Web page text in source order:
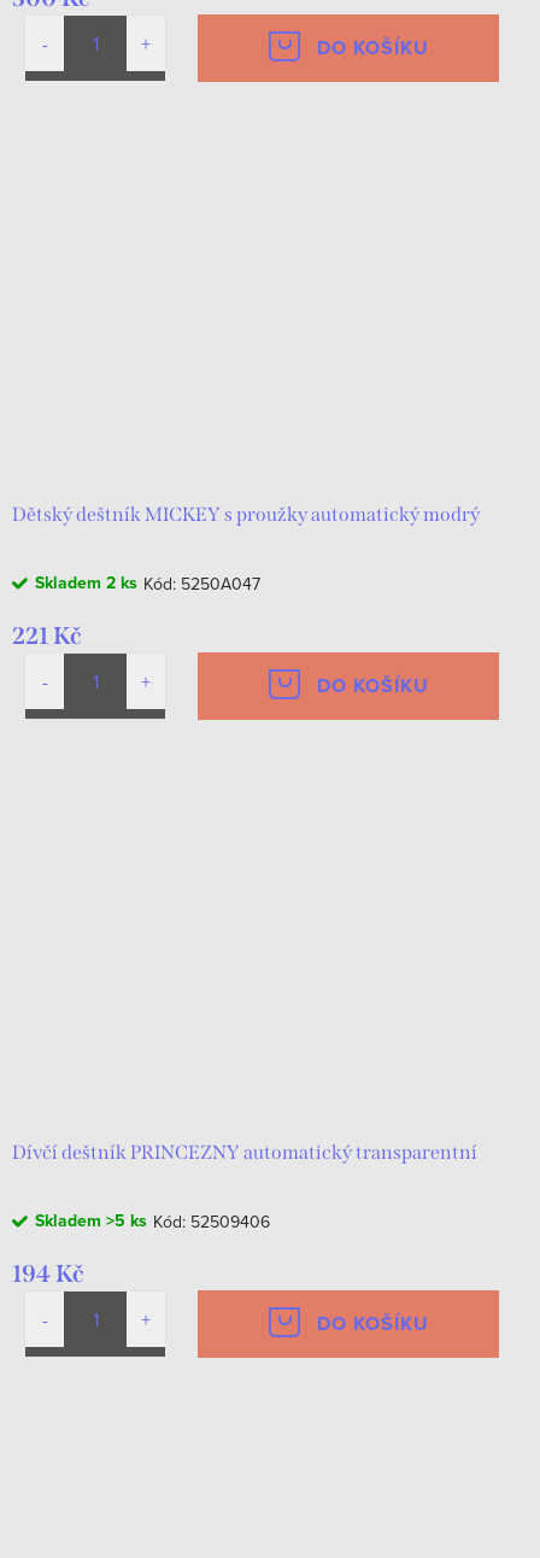
DO KOŠÍKU
Dětský deštník MICKEY s proužky automatický modrý
Skladem 2 ks Kód: 5250A047
221 Kč
DO KOŠÍKU
Dívčí deštník PRINCEZNY automatický transparentní
Skladem >5 ks Kód: 52509406
194 Kč
DO KOŠÍKU